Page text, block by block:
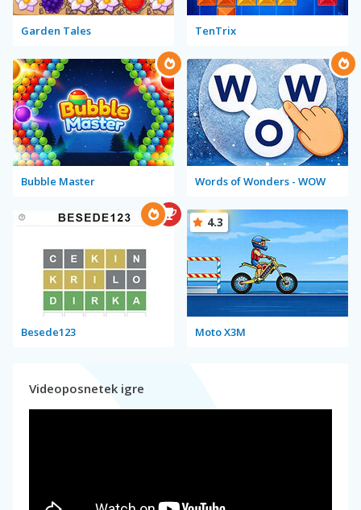
Garden Tales TenTrix
Bubble Master Words of Wonders - WOW
Besede123 Moto X3M
4.3
Videoposnetek igre